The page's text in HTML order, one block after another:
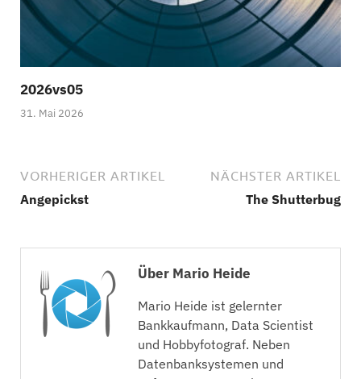
2026vs05
31. Mai 2026
VORHERIGER ARTIKEL
Angepickst
NÄCHSTER ARTIKEL
The Shutterbug
Über Mario Heide
Mario Heide ist gelernter
Bankkaufmann, Data Scientist
und Hobbyfotograf. Neben
Datenbanksystemen und